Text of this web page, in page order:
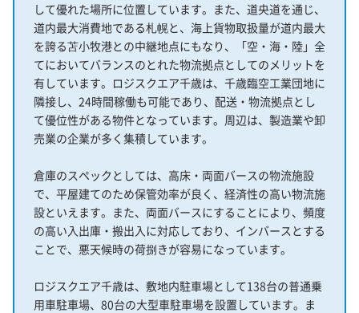
して優れた場所に位置しています。また、道央道を通じ、
道内最大消費地である札幌と、海上貨物取扱量が道内最大
を誇る苫小牧港との中継地点にもなり、「空・海・陸」全
てにおいてバランスのとれた物流拠点としてのメリットを
有しています。ロジスクエア千歳は、千歳臨空工業団地に
隣接し、24時間稼働も可能であり、配送・物流拠点とし
て優位性がある物件となっています。周辺は、製造業や卸
売業の企業が多く集積しています。
倉庫のスペックとしては、高床・両面バースの物流施設
で、平屋建てのため保管効率が良く、経済性の高い物流施
設といえます。また、両面バースにすることにより、頻度
の高い入出庫・搬出入に対応しており、インバースとする
ことで、悪天候時の荷捌きが容易になっています。
ロジスクエア千歳は、敷地内駐車場として138台の普通乗
用車駐車場、80台の大型車駐車場を設置しています。ま